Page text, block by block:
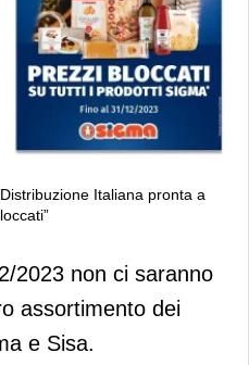
Italiana pronta a
D.IT –
pronta a partire
bloccati”
2023 non ci saranno
assortimento dei
e Sisa.